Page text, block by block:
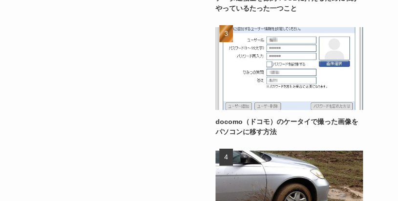
やっているたった一つこと
docomo（ドコモ）のケータイで撮った画像を
パソコンに移す方法